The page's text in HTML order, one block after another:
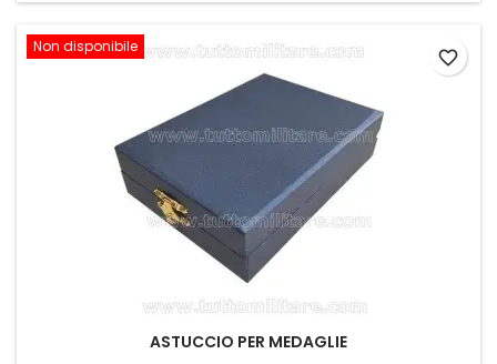
Non disponibile
ASTUCCIO PER MEDAGLIE
favorite_border